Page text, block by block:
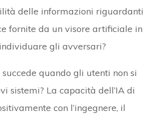
delle informazioni riguardanti
fornite da un visore artificiale in
gli avversari?
succede quando gli utenti non si
sistemi? La capacità dell’IA di
con l’ingegnere, il